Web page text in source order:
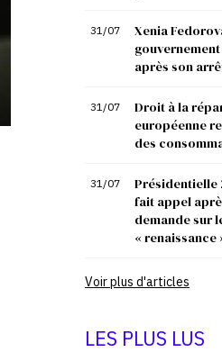
31/07
Xenia
après son
31/07
Droit à la
européenne
des
31/07
Présidentielle
fait appel
demande sur
« renaissance
Voir plus d'articles
LES PLUS LUS